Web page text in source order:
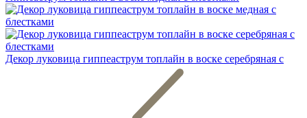
Декор луковица гиппеаструм топлайн в воске серебряная с